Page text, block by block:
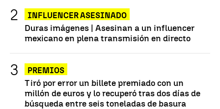
INFLUENCER ASESINADO
Duras imágenes | Asesinan a un influencer
mexicano en plena transmisión en directo
PREMIOS
Tiró por error un billete premiado con un
millón de euros y lo recuperó tras dos días de
búsqueda entre seis toneladas de basura